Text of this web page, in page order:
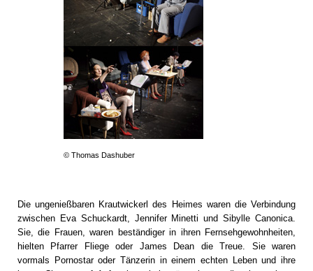
© Thomas Dashuber
Die ungenießbaren Krautwickerl des Heimes waren die Verbindung
zwischen Eva Schuckardt, Jennifer Minetti und Sibylle Canonica.
Sie, die Frauen, waren beständiger in ihren Fernsehgewohnheiten,
hielten Pfarrer Fliege oder James Dean die Treue. Sie waren
vormals Pornostar oder Tänzerin in einem echten Leben und ihre